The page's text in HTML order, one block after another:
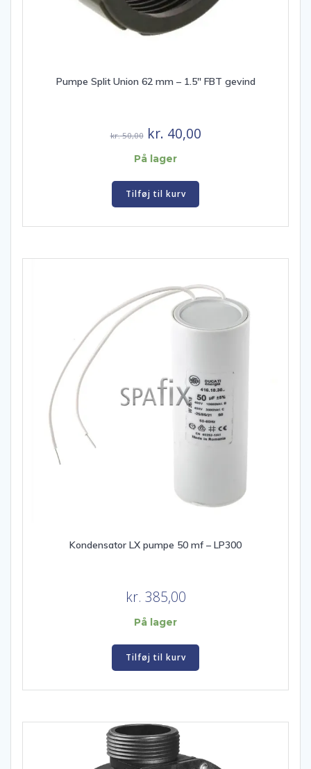
Pumpe Split Union 62 mm – 1.5″ FBT gevind
kr.50,00 Den
oprindelige
var:
kr. 50,00.
kr. 40,00Den
På lager
Tilføj til kurv
Kondensator LX pumpe 50 mf – LP300
kr. 385,00
På lager
Tilføj til kurv